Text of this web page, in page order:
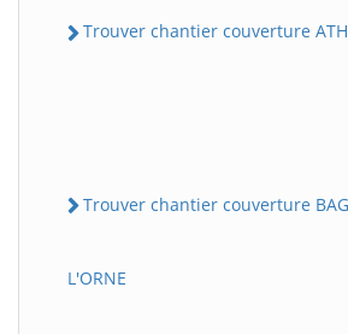
Trouver chantier couverture
Trouver chantier couverture
L'ORNE